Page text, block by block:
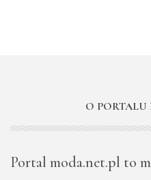
O PORTALU
Portal moda.net.pl to